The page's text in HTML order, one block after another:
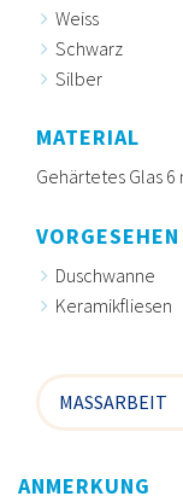
Weiss
Schwarz
Silber
MATERIAL
Gehärtetes Glas 6
Duschwanne
Keramikfliesen
MASSARBEIT
ANMERKUNG